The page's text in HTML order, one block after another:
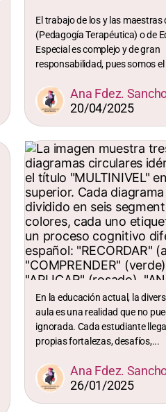
El trabajo de los y las maestras
(Pedagogía Terapéutica) o de
Especial es complejo y de gran
responsabilidad, pues somos
Ana Fdez.
20/04/2025
En la educación actual, la
aula es una realidad que no
ignorada. Cada estudiante
propias fortalezas, desafíos,...
Ana Fdez.
26/01/2025